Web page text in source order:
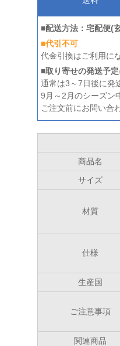
■配送方法：宅配便(
■代引不可
代金引換はご利用に
■取り寄せの発送予
通常は3～7日後に発
9月～2月のシーズン
ご注文前にお問い合
商品名
サイズ
材質
仕様
生産国
ご注意事項
関連商品